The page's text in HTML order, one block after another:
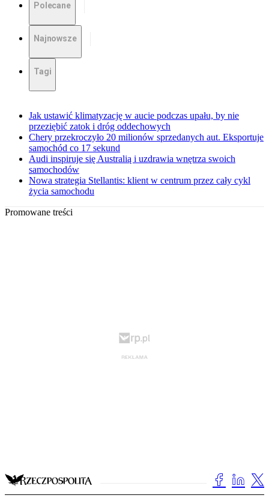
Polecane
Najnowsze
Tagi
Jak ustawić klimatyzację w aucie podczas upału, by nie
przeziębić zatok i dróg oddechowych
Chery przekroczyło 20 milionów sprzedanych aut. Eksportuje
samochód co 17 sekund
Audi inspiruje się Australią i uzdrawia wnętrza swoich
samochodów
Nowa strategia Stellantis: klient w centrum przez cały cykl
życia samochodu
Promowane treści